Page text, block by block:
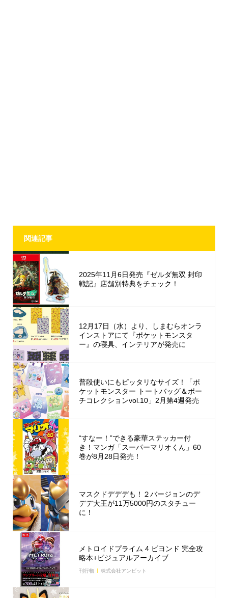
関連記事
2025年11月6日発売『ゼルダ無双 封印
戦記』店舗別特典をチェック！
12月17日（水）より、しまむらオンラ
インストアにて『ポケットモンスタ
ー』の寝具、インテリアが発売に
普段使いにもピッタリなサイズ！「ポ
ケットモンスター トートバッグ＆ポー
チコレクションvol.10」2月第4週発売
“すなー！”できる豪華ステッカー付
き！マンガ「スーパーマリオくん」60
巻が8月28日発売！
マスクドデデデも！２バージョンのデ
デデ大王が11万5000円のスタチュー
に！
メトロイドプライム 4 ビヨンド 完全攻
略本+ビジュアルアーカイブ
刊行物 株式会社アンビット